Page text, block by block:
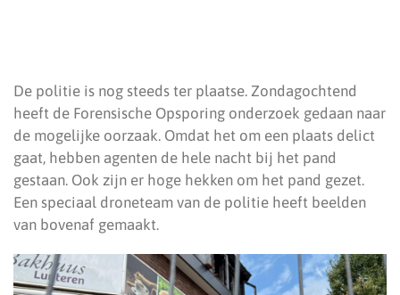
De politie is nog steeds ter plaatse. Zondagochtend
heeft de Forensische Opsporing onderzoek gedaan naar
de mogelijke oorzaak. Omdat het om een plaats delict
gaat, hebben agenten de hele nacht bij het pand
gestaan. Ook zijn er hoge hekken om het pand gezet.
Een speciaal droneteam van de politie heeft beelden
van bovenaf gemaakt.